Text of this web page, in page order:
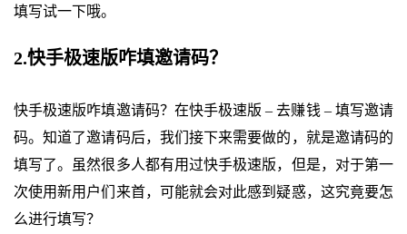
填写试一下哦。
2.快手极速版咋填邀请码？
快手极速版咋填邀请码？在快手极速版 – 去赚钱 – 填写邀请
码。知道了邀请码后，我们接下来需要做的，就是邀请码的
填写了。虽然很多人都有用过快手极速版，但是，对于第一
次使用新用户们来首，可能就会对此感到疑惑，这究竟要怎
么进行填写？